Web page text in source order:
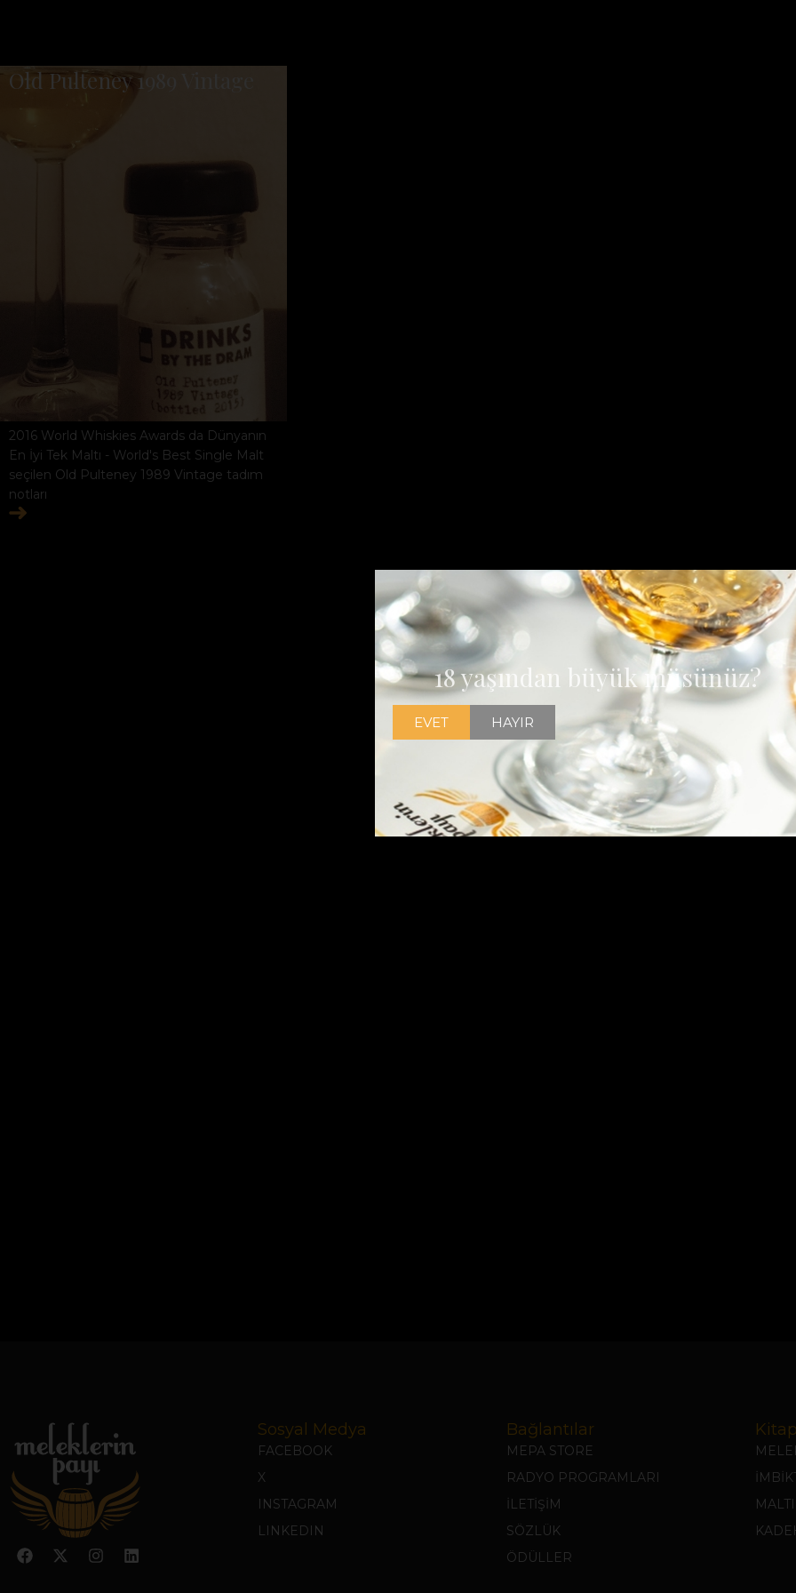
Old Pulteney 1989 Vintage
2016 World Whiskies Awards da Dünyanın
En İyi Tek Maltı - World's Best Single Malt
seçilen Old Pulteney 1989 Vintage tadım
notları
Sosyal Medya
FACEBOOK
X
INSTAGRAM
LINKEDIN
Bağlantılar
MEPA STORE
RADYO PROGRAMLARI
İLETİŞİM
SÖZLÜK
ÖDÜLLER
18 yaşından büyük müsünüz?
EVET HAYIR